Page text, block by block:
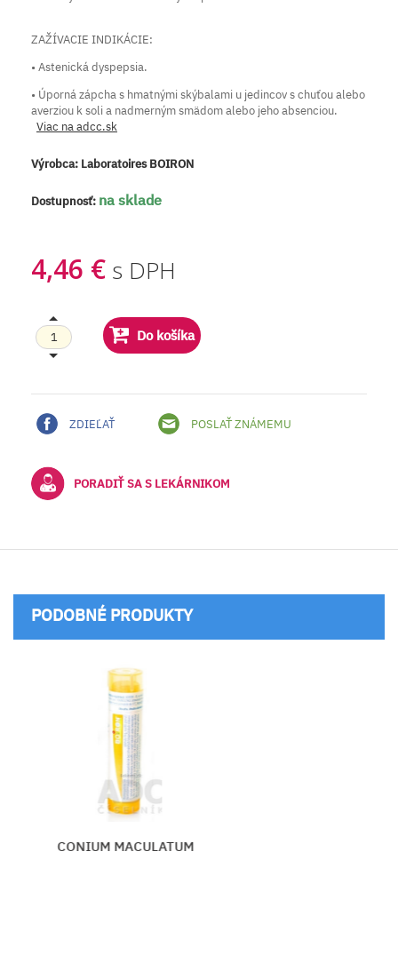
ZAŽÍVACIE INDIKÁCIE:
• Astenická dyspepsia.
• Úporná zápcha s hmatnými skýbalami u jedincov s chuťou alebo
averziou k soli a nadmerným smädom alebo jeho absenciou.
Viac na adcc.sk
Výrobca: Laboratoires BOIRON
Dostupnosť: na sklade
4,46 € s DPH
Do košíka
ZDIEĽAŤ POSLAŤ ZNÁMEMU
PORADIŤ SA S LEKÁRNIKOM
PODOBNÉ PRODUKTY
CONIUM MACULATUM